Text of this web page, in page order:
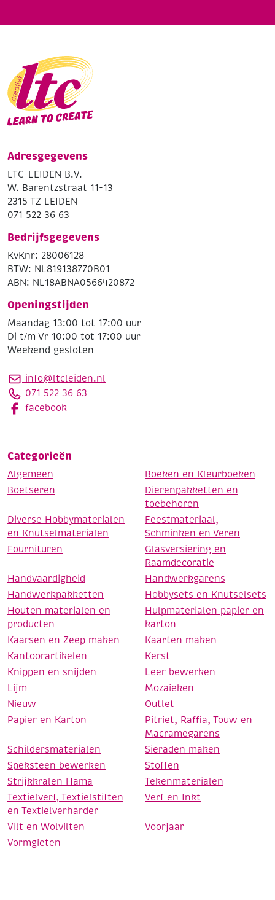
Adresgegevens
LTC-LEIDEN B.V.
W. Barentzstraat 11-13
2315 TZ LEIDEN
071 522 36 63
Bedrijfsgegevens
KvKnr: 28006128
BTW: NL819138770B01
ABN: NL18ABNA0566420872
Openingstijden
Maandag 13:00 tot 17:00 uur
Di t/m Vr 10:00 tot 17:00 uur
Weekend gesloten
info@ltcleiden.nl
071 522 36 63
facebook
Categorieën
Algemeen
Boeken en Kleurboeken
Boetseren
Dierenpakketten en
toebehoren
Diverse Hobbymaterialen
en Knutselmaterialen
Feestmateriaal,
Schminken en Veren
Fournituren
Glasversiering en
Raamdecoratie
Handvaardigheid
Handwerkgarens
Handwerkpakketten
Hobbysets en Knutselsets
Houten materialen en
producten
Hulpmaterialen papier en
karton
Kaarsen en Zeep maken
Kaarten maken
Kantoorartikelen
Kerst
Knippen en snijden
Leer bewerken
Lijm
Mozaieken
Nieuw
Outlet
Papier en Karton
Pitriet, Raffia, Touw en
Macramegarens
Schildersmaterialen
Sieraden maken
Speksteen bewerken
Stoffen
Strijkkralen Hama
Tekenmaterialen
Textielverf, Textielstiften
en Textielverharder
Verf en Inkt
Vilt en Wolvilten
Voorjaar
Vormgieten